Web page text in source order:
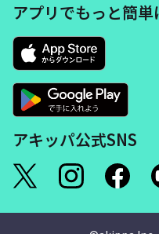
アプリでもっと簡単
アキッパ公式SNS